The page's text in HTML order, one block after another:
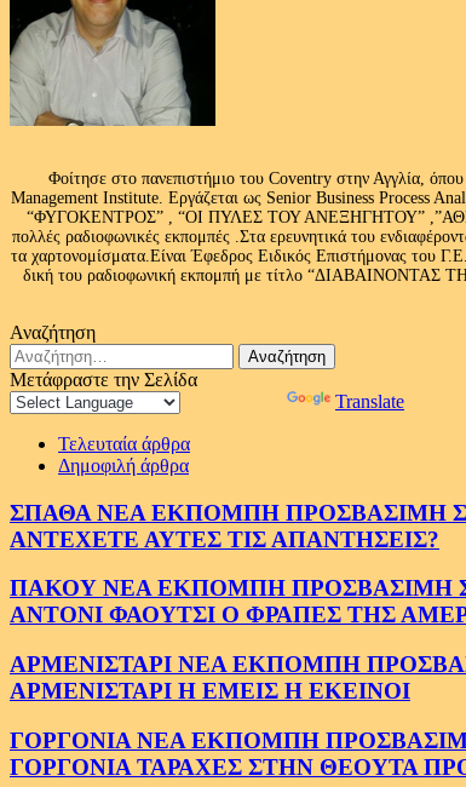
Φοίτησε στο πανεπιστήμιο του Coventry στην Αγγλία,
Management Institute. Εργάζεται ως Senior Business Process
“ΦΥΓΟΚΕΝΤΡΟΣ” , “ΟΙ ΠΥΛΕΣ ΤΟΥ ΑΝΕΞΗΓΗΤΟΥ”
πολλές ραδιοφωνικές εκπομπές .Στα ερευνητικά του
τα χαρτονομίσματα.Είναι Έφεδρος Ειδικός Επιστήμονας
δική του ραδιοφωνική εκπομπή με τίτλο “ΔΙΑΒΑΙΝΟΝΤΑΣ
Αναζήτηση
Αναζήτηση
για:
Μετάφραστε την Σελίδα
Translate
Τελευταία άρθρα
Δημοφιλή άρθρα
ΣΠΑΘΑ ΝΕΑ ΕΚΠΟΜΠΗ ΠΡΟΣΒΑΣΙΜΗ
ΑΝΤΕΧΕΤΕ ΑΥΤΕΣ ΤΙΣ ΑΠΑΝΤΗΣΕΙΣ?
ΠΑΚΟΥ ΝΕΑ ΕΚΠΟΜΠΗ ΠΡΟΣΒΑΣΙΜΗ
ΑΝΤΟΝΙ ΦΑΟΥΤΣΙ Ο ΦΡΑΠΕΣ ΤΗΣ
ΑΡΜΕΝΙΣΤΑΡΙ ΝΕΑ ΕΚΠΟΜΠΗ
ΑΡΜΕΝΙΣΤΑΡΙ Η ΕΜΕΙΣ Η ΕΚΕΙΝΟΙ
ΓΟΡΓΟΝΙΑ ΝΕΑ ΕΚΠΟΜΠΗ
ΓΟΡΓΟΝΙΑ ΤΑΡΑΧΕΣ ΣΤΗΝ ΘΕΟΥΤΑ